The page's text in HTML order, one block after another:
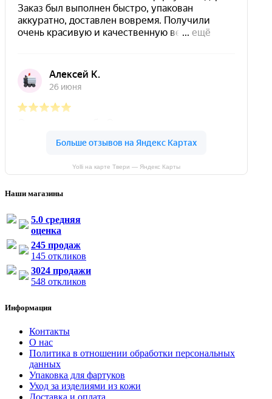
Yolli на карте Твери — Яндекс Карты
Наши магазины
5.0 средняя
оценка
245 продаж
145 откликов
3024 продажи
548 откликов
Информация
Контакты
О нас
Политика в отношении обработки персональных
данных
Упаковка для фартуков
Уход за изделиями из кожи